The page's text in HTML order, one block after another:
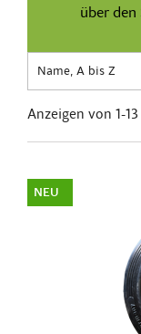
über
Name, A bis Z
Anzeigen von 1-
NEU